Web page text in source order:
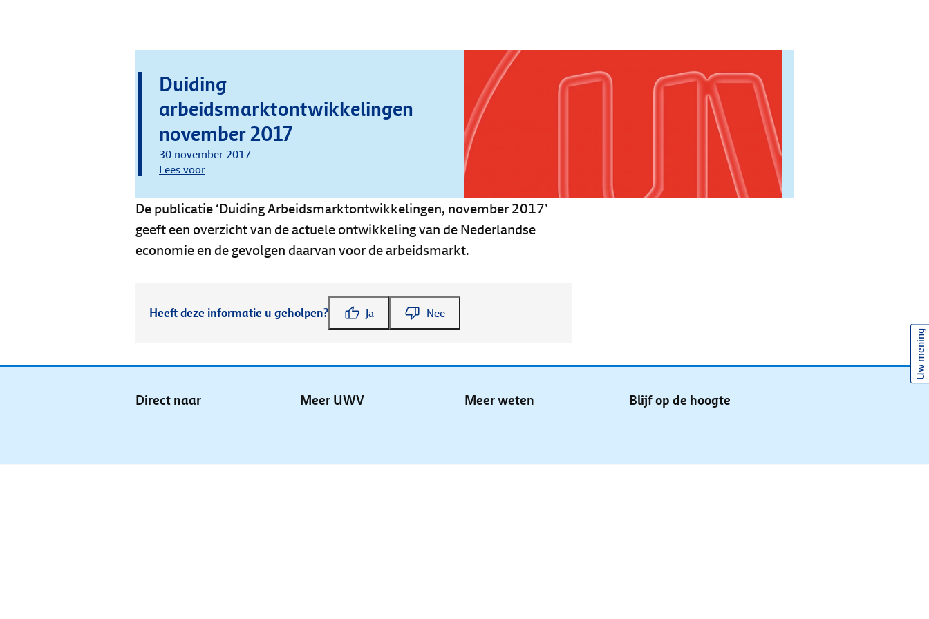
Duiding
arbeidsmarktontwikkelingen
november 2017
30 november 2017
Lees voor
De publicatie ‘Duiding Arbeidsmarktontwikkelingen, november 2017’
geeft een overzicht van de actuele ontwikkeling van de Nederlandse
economie en de gevolgen daarvan voor de arbeidsmarkt.
Heeft deze informatie u geholpen? Ja Nee
Direct naar Meer UWV Meer weten Blijf op de hoogte
Uw mening